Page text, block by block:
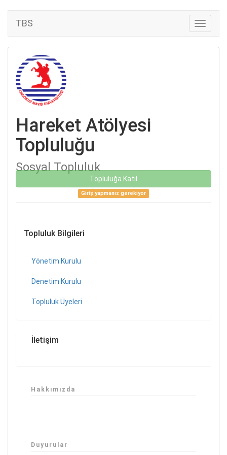
TBS
Hareket Atölyesi
Topluluğu
Sosyal Topluluk
Topluluğa Katıl
Giriş yapmanız gerekiyor
Topluluk Bilgileri
Yönetim Kurulu
Denetim Kurulu
Topluluk Üyeleri
İletişim
Hakkımızda
Duyurular